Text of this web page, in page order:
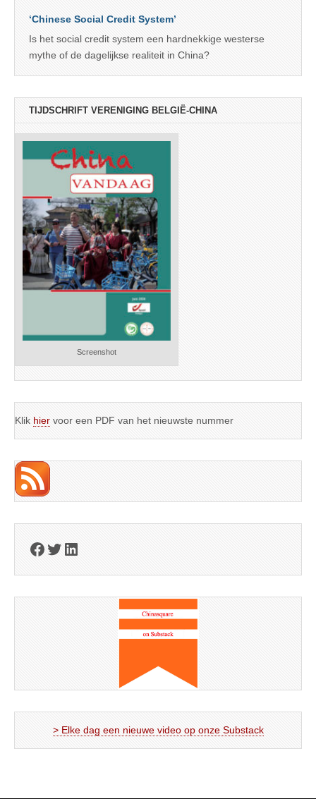
‘Chinese Social Credit System’
Is het social credit system een hardnekkige westerse
mythe of de dagelijkse realiteit in China?
TIJDSCHRIFT VERENIGING BELGIË-CHINA
Screenshot
Klik hier voor een PDF van het nieuwste nummer
Facebook
Twitter
LinkedIn
> Elke dag een nieuwe video op onze Substack